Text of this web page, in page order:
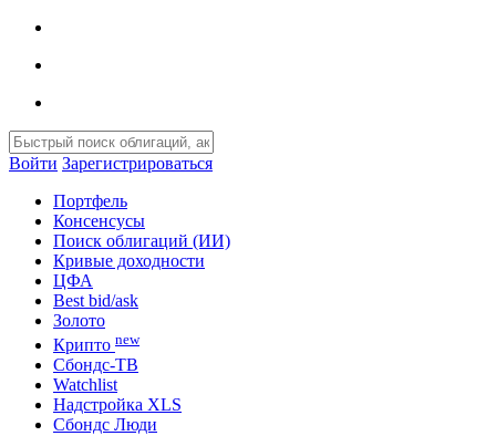
Войти Зарегистрироваться
Портфель
Консенсусы
Поиск облигаций (ИИ)
Кривые доходности
ЦФА
Best bid/ask
Золото
Крипто new
Сбондс-ТВ
Watchlist
Надстройка XLS
Сбондс Люди